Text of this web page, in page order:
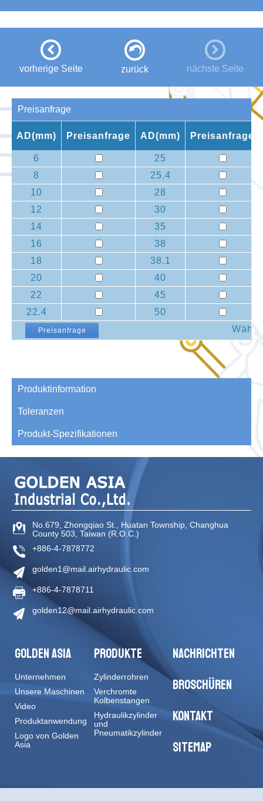
vorherige Seite zurück nächste Seite
Preisanfrage
AD(mm) Preisanfrage AD(mm) Preisanfrage
6
25
8
25.4
10
28
12
30
14
35
16
38
18
38.1
20
40
22
45
22.4
50
Preisanfrage
Produktinformation
Toleranzen
Produkt-Spezifikationen
No.679, Zhongqiao St Huatan Township Changhua
County 503 Taiwan (R.O.C.)
+886-4-7878772
golden1@mail.airhydraulic.com
+886-4-7878711
golden12@mail.airhydraulic.com
GOLDEN ASIA
Unternehmen
Unsere Maschinen
Video
Produktanwendung
Logo von Golden
Asia
PRODUKTE
Zylinderrohren
Verchromte
Kolbenstangen
Hydraulikzylinder
und
Pneumatikzylinder
NACHRICHTEN
BROSCHÜREN
KONTAKT
SITEMAP